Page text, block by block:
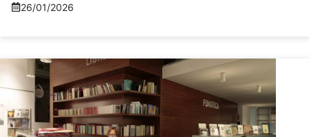
26/01/2026